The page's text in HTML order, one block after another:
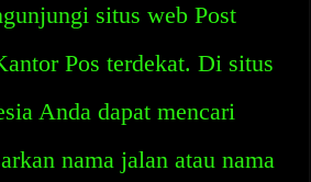
situs web Post
Pos terdekat. Di situs
Anda dapat mencari
nama jalan atau nama